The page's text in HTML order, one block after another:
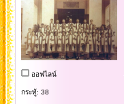
ออฟไลน์
กระทู้: 38